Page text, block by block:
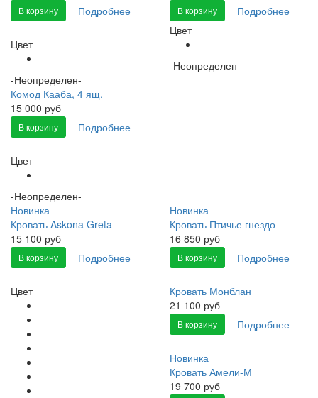
В корзину Подробнее
Цвет
-Неопределен-
В корзину
Подробнее
Цвет
-Неопределен-
Комод Кааба, 4 ящ.
15 000 руб
В корзину Подробнее
Цвет
-Неопределен-
Новинка
Кровать Askona Greta
15 100 руб
В корзину Подробнее
Цвет
Новинка
Кровать Птичье гнездо
16 850 руб
В корзину Подробнее
Кровать Монблан
21 100 руб
В корзину Подробнее
Новинка
Кровать Амели-М
19 700 руб